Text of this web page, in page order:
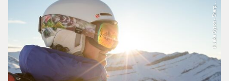
© Jake Dyson - Sherp...